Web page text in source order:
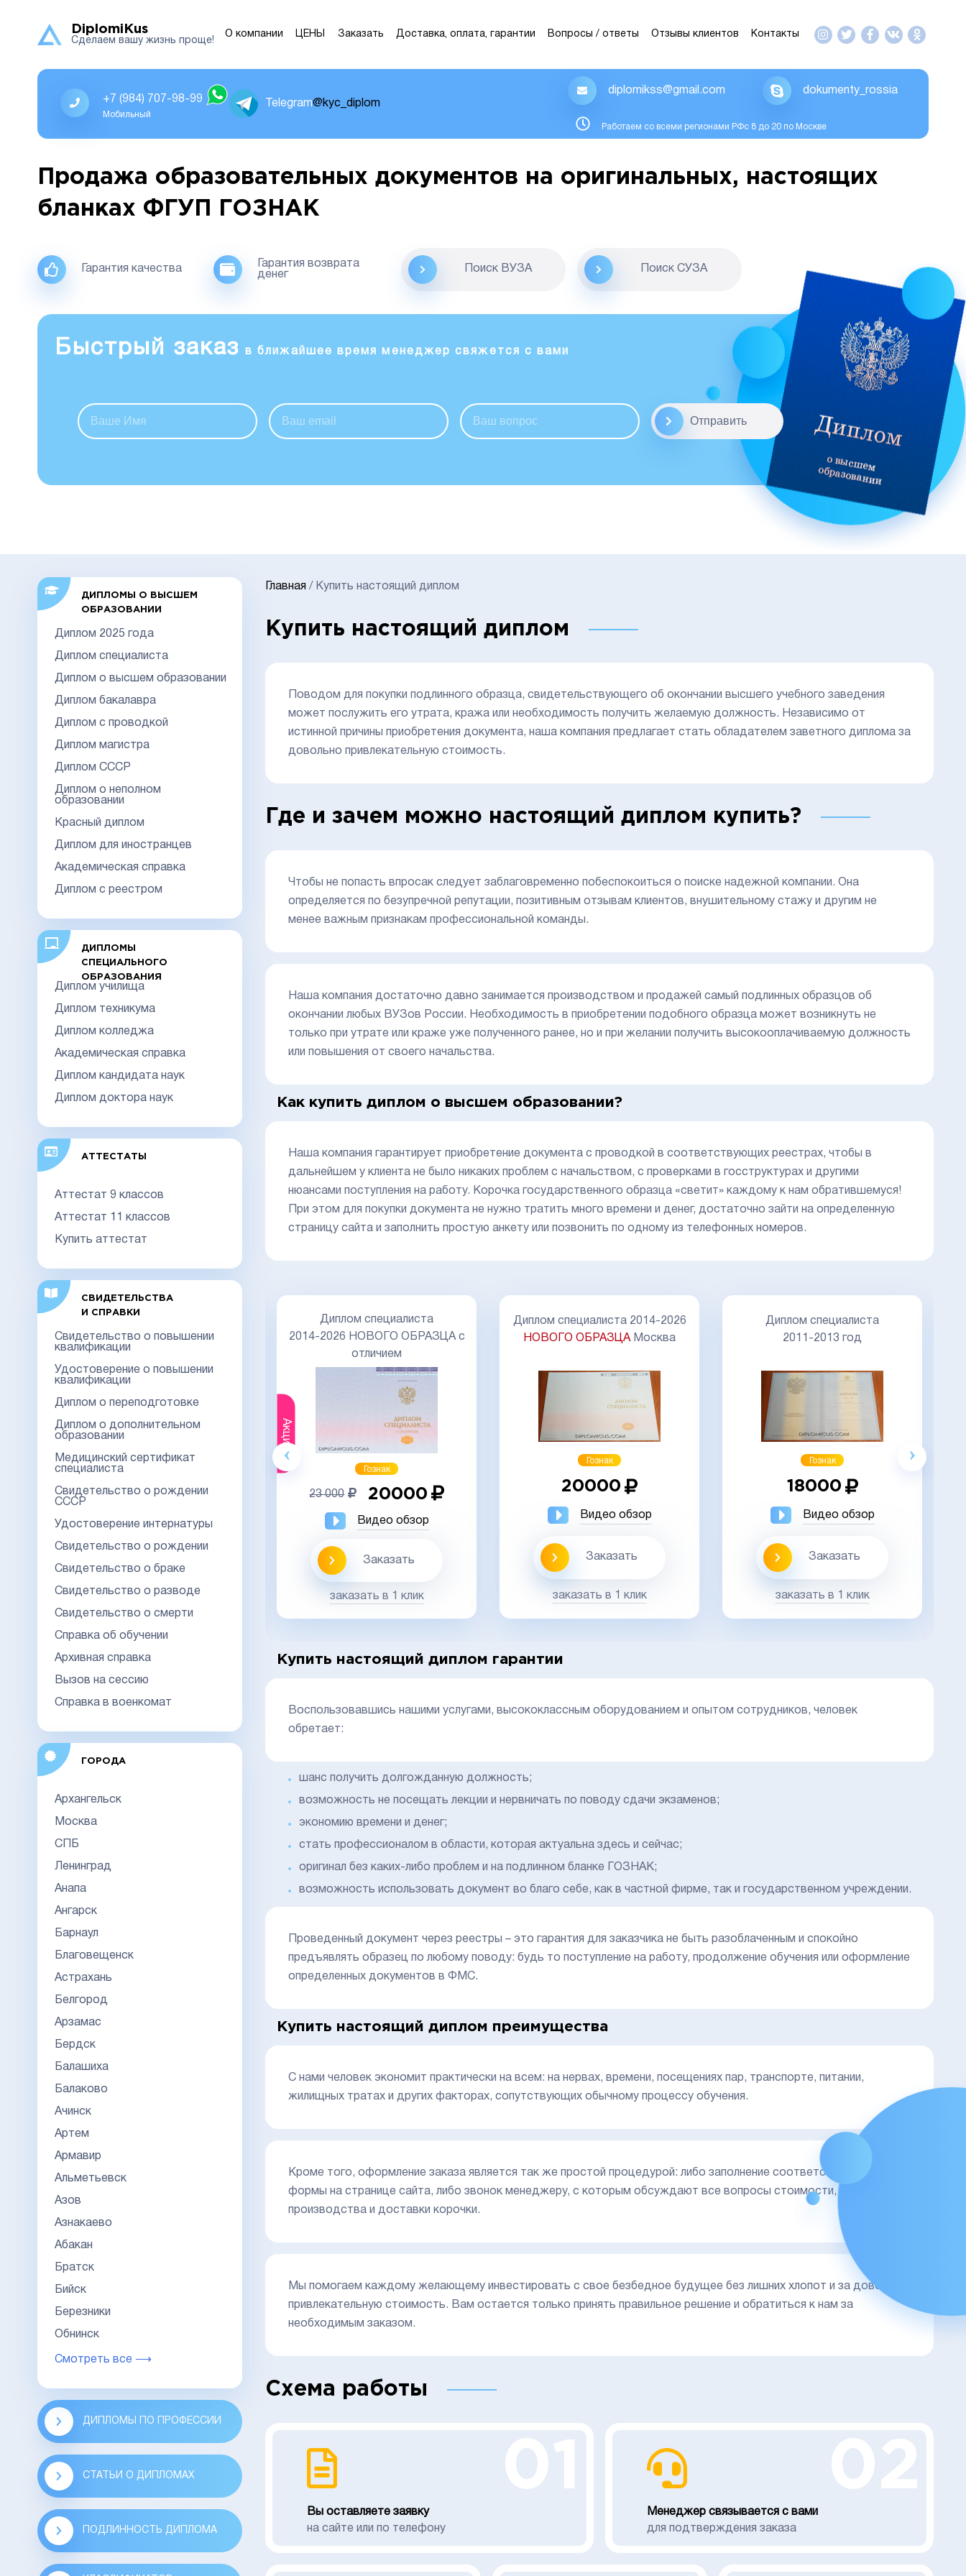
DiplomiKus
Сделаем вашу жизнь проще!
О компании ЦЕНЫ Заказать Доставка, оплата, гарантии Вопросы / ответы Отзывы клиентов Контакты
+7 (984) 707-98-99
Мобильный
Telegram@kyc_diplom
diplomikss@gmail.com dokumenty_rossia
Работаем со всеми регионами РФс 8 до 20 по Москве
Продажа образовательных документов на оригинальных, настоящих
бланках ФГУП ГОЗНАК
Гарантия качества
Гарантия возврата
денег
Поиск ВУЗА Поиск CУЗА
Быстрый заказ в ближайшее время менеджер свяжется с вами
Отправить
ДИПЛОМЫ О ВЫСШЕМ
ОБРАЗОВАНИИ
Диплом 2025 года
Диплом специалиста
Диплом о высшем образовании
Диплом бакалавра
Диплом с проводкой
Диплом магистра
Диплом СССР
Диплом о неполном
образовании
Красный диплом
Диплом для иностранцев
Академическая справка
Диплом с реестром
ДИПЛОМЫ
СПЕЦИАЛЬНОГО
ОБРАЗОВАНИЯ
Диплом училища
Диплом техникума
Диплом колледжа
Академическая справка
Диплом кандидата наук
Диплом доктора наук
АТТЕСТАТЫ
Аттестат 9 классов
Аттестат 11 классов
Купить аттестат
СВИДЕТЕЛЬСТВА
И СПРАВКИ
Свидетельство о повышении
квалификации
Удостоверение о повышении
квалификации
Диплом о переподготовке
Диплом о дополнительном
образовании
Медицинский сертификат
специалиста
Свидетельство о рождении
СССР
Удостоверение интернатуры
Свидетельство о рождении
Свидетельство о браке
Свидетельство о разводе
Свидетельство о смерти
Справка об обучении
Архивная справка
Вызов на сессию
Справка в военкомат
ГОРОДА
Архангельск
Москва
СПБ
Ленинград
Анапа
Ангарск
Барнаул
Благовещенск
Астрахань
Белгород
Арзамас
Бердск
Балашиха
Балаково
Ачинск
Артем
Армавир
Альметьевск
Азов
Азнакаево
Абакан
Братск
Бийск
Березники
Обнинск
Смотреть все ⟶
ДИПЛОМЫ ПО ПРОФЕССИИ
СТАТЬИ О ДИПЛОМАХ
ПОДЛИННОСТЬ ДИПЛОМА
Главная / Купить настоящий диплом
Купить настоящий диплом
Поводом для покупки подлинного образца, свидетельствующего об окончании высшего учебного заведения
может послужить его утрата, кража или необходимость получить желаемую должность. Независимо от
истинной причины приобретения документа, наша компания предлагает стать обладателем заветного диплома за
довольно привлекательную стоимость.
Где и зачем можно настоящий диплом купить?
Чтобы не попасть впросак следует заблаговременно побеспокоиться о поиске надежной компании. Она
определяется по безупречной репутации, позитивным отзывам клиентов, внушительному стажу и другим не
менее важным признакам профессиональной команды.
Наша компания достаточно давно занимается производством и продажей самый подлинных образцов об
окончании любых ВУЗов России. Необходимость в приобретении подобного образца может возникнуть не
только при утрате или краже уже полученного ранее, но и при желании получить высокооплачиваемую должность
или повышения от своего начальства.
Как купить диплом о высшем образовании?
Наша компания гарантирует приобретение документа с проводкой в соответствующих реестрах, чтобы в
дальнейшем у клиента не было никаких проблем с начальством, с проверками в госструктурах и другими
нюансами поступления на работу. Корочка государственного образца «светит» каждому к нам обратившемуся!
При этом для покупки документа не нужно тратить много времени и денег, достаточно зайти на определенную
страницу сайта и заполнить простую анкету или позвонить по одному из телефонных номеров.
Акция
НОВОГО ОБРАЗЦАКиржач
23000 20000
Видео обзор
заказать в 1 клик
Акция
Диплом специалиста
2014-2026 НОВОГО ОБРАЗЦА с
отличием
Гознак
23 000 20000
Видео обзор
Заказать
заказать в 1 клик
Диплом специалиста 2014-2026
НОВОГО ОБРАЗЦАМосква
Гознак
20000
Видео обзор
Заказать
заказать в 1 клик
Диплом специалиста
2011-2013 год
Гознак
18000
Видео обзор
Заказать
заказать в 1 клик
Купить настоящий диплом гарантии
Воспользовавшись нашими услугами, высококлассным оборудованием и опытом сотрудников, человек
обретает:
шанс получить долгожданную должность;
возможность не посещать лекции и нервничать по поводу сдачи экзаменов;
экономию времени и денег;
стать профессионалом в области, которая актуальна здесь и сейчас;
оригинал без каких-либо проблем и на подлинном бланке ГОЗНАК;
возможность использовать документ во благо себе, как в частной фирме, так и государственном учреждении.
Проведенный документ через реестры – это гарантия для заказчика не быть разоблаченным и спокойно
предъявлять образец по любому поводу: будь то поступление на работу, продолжение обучения или оформление
определенных документов в ФМС.
Купить настоящий диплом преимущества
С нами человек экономит практически на всем: на нервах, времени, посещениях пар, транспорте, питании,
жилищных тратах и других факторах, сопутствующих обычному процессу обучения.
Кроме того, оформление заказа является так же простой процедурой: либо заполнение соответствующей
формы на странице сайта, либо звонок менеджеру, с которым обсуждают все вопросы стоимости, оформления
производства и доставки корочки.
Мы помогаем каждому желающему инвестировать с свое безбедное будущее без лишних хлопот и за довольно
привлекательную стоимость. Вам остается только принять правильное решение и обратиться к нам за
необходимым заказом.
Схема работы
Вы оставляете заявку
на сайте или по телефону
Менеджер связывается с вами
для подтверждения заказа